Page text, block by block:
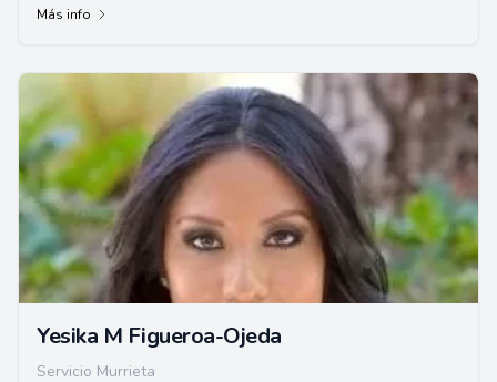
Más info
Yesika M Figueroa-Ojeda
Servicio Murrieta